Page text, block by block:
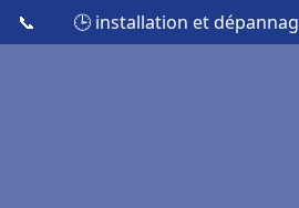
📞 🕒 installation et